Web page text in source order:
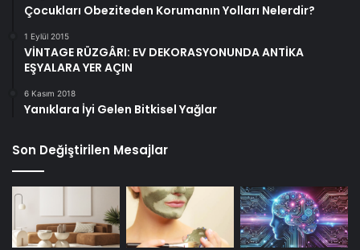
Çocukları Obeziteden Korumanın Yolları Nelerdir?
1 Eylül 2015
VİNTAGE RÜZGÂRI: EV DEKORASYONUNDA ANTİKA
EŞYALARA YER AÇIN
6 Kasım 2018
Yanıklara İyi Gelen Bitkisel Yağlar
Son Değiştirilen Mesajlar